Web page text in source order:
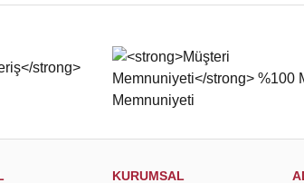
gördüğünüz noktaları öneri formunu kullanarak
KURUMSAL